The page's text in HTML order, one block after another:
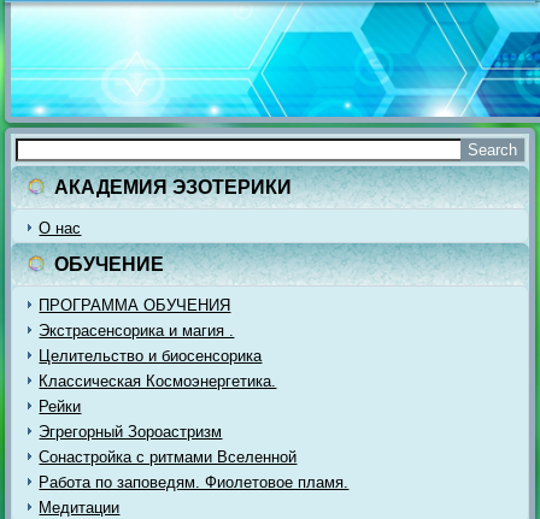
АКАДЕМИЯ ЭЗОТЕРИКИ
О нас
ОБУЧЕНИЕ
ПРОГРАММА ОБУЧЕНИЯ
Экстрасенсорика и магия .
Целительство и биосенсорика
Классическая Космоэнергетика.
Рейки
Эгрегорный Зороастризм
Сонастройка с ритмами Вселенной
Работа по заповедям. Фиолетовое пламя.
Медитации